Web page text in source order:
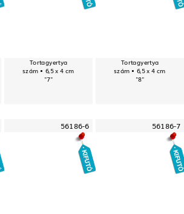
Tortagyertya
szám • 6,5 x 4 cm
"7"
Tortagyertya
szám • 6,5 x 4 cm
"8"
56186-6 56186-7